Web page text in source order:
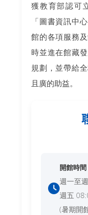
獲教育部認可
「圖書資訊中
館的各項服務
時並進在館藏
規劃，並帶給
且廣的助益。
開館時間
週一至
週五
(暑期開